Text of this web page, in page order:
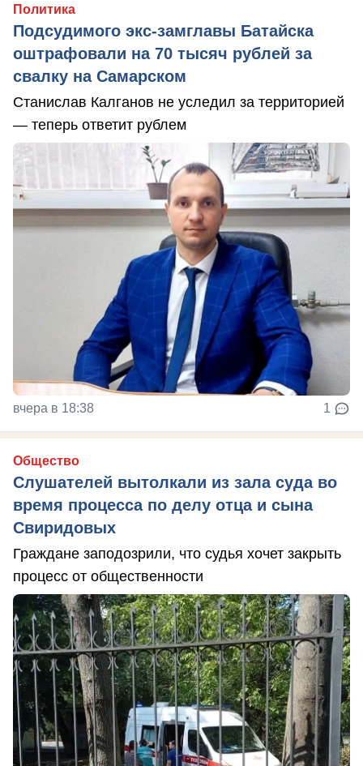
Политика
Подсудимого экс-замглавы Батайска
оштрафовали на 70 тысяч рублей за
свалку на Самарском
Станислав Калганов не уследил за территорией
— теперь ответит рублем
вчера в 18:38 1
Общество
Слушателей вытолкали из зала суда во
время процесса по делу отца и сына
Свиридовых
Граждане заподозрили, что судья хочет закрыть
процесс от общественности